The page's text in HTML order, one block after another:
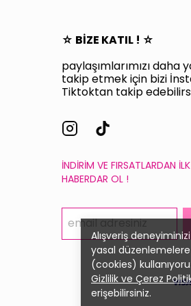
Alışveriş
yasal
(cookies)
Gizlilik ve Çerez
erişebilirsiniz.
☆ BİZE KATIL ! ☆
paylaşımlarımızı daha
takip etmek için bizi
Tiktoktan takip
İNDİRİM VE FIRSATLARDAN
HABERDAR OL !